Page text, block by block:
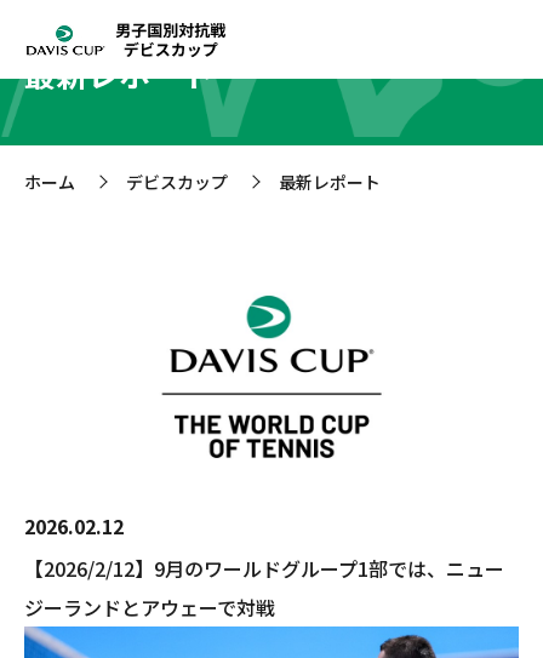
最新レポート
ホーム >
デビスカップ >
最新レポート
2026.02.12
【2026/2/12】9月のワールドグループ1部では、ニュー
ジーランドとアウェーで対戦